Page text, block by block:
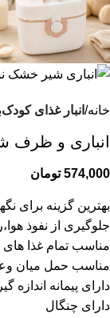
خانه انبار غذای کودک
انباری و ظرف
574,000 تومان
بهترین گزینه برای
جلوگیری از نفوذ
مناسب تمام غذا
مناسب حمل میان
دارای پیمانه اندازه
دارای چنگال